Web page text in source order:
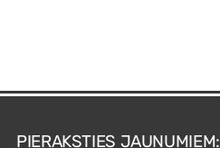
PIERAKSTIES JAUNUMIEM: